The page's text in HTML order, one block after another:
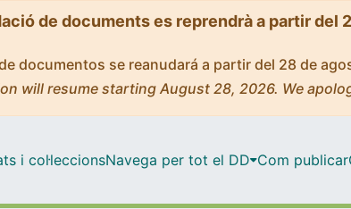
de documents es reprendrà a partir del
documentos se reanudará a partir del 28 de
will resume starting August 28, 2026. We
i col·leccionsNavega per tot el DD Com publicar